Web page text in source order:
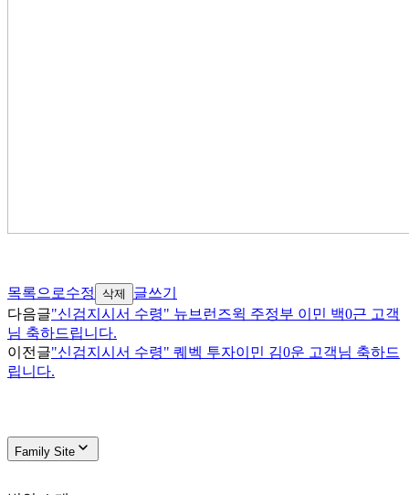
목록으로수정 삭제
글쓰기
다음글"신검지시서 수령" 뉴브런즈윅 주정부 이민 백0근 고객
님 축하드립니다.
이전글"신검지시서 수령" 퀘벡 투자이민 김0운 고객님 축하드
립니다.
Family Site